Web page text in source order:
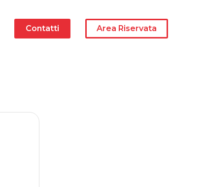
Contatti Area Riservata